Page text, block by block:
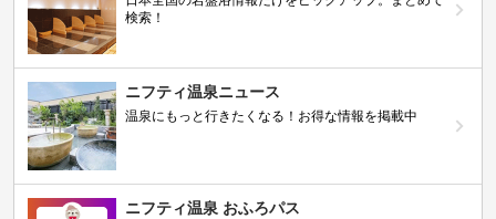
検索！
ニフティ温泉ニュース
温泉にもっと行きたくなる！お得な情報を掲載中
ニフティ温泉 おふろパス